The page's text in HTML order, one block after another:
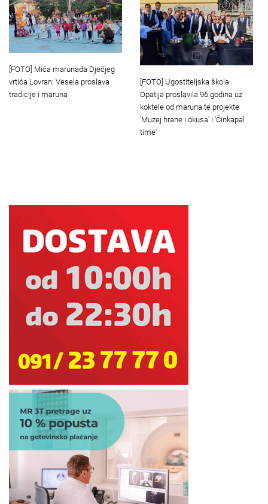
[FOTO] Mića marunada Dječjeg
vrtića Lovran: Vesela proslava
tradicije i maruna
[FOTO] Ugostiteljska škola
Opatija proslavila 96 godina uz
koktele od maruna te projekte
'Muzej hrane i okusa' i 'Činkapal
time'